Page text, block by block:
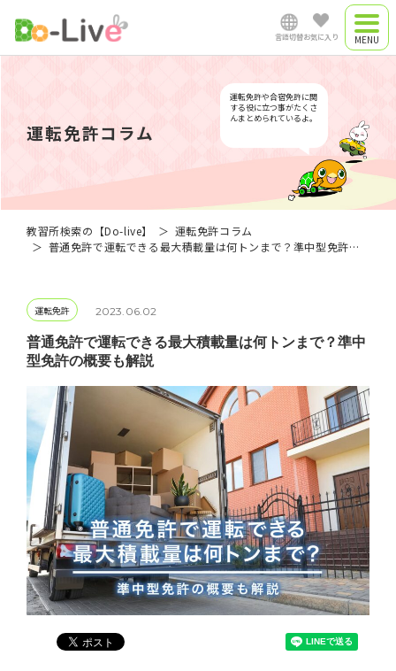
言語切替
中文简体
Myanmar
お気に入り
合宿プラン
通学教習所
運転免許コラム
運転免許や合宿免許に関
する役に立つ事がたくさ
んまとめられているよ。
教習所検索の【Do-live】
運転免許コラム
普通免許で運転できる最大積載量は何トンまで？準中型免許の概要も解説
運転免許 2023.06.02
普通免許で運転できる最大積載量は何トンまで？準中
型免許の概要も解説